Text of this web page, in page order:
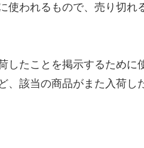
使われるもので、売り切れ
したことを掲示するために
、該当の商品がまた入荷し